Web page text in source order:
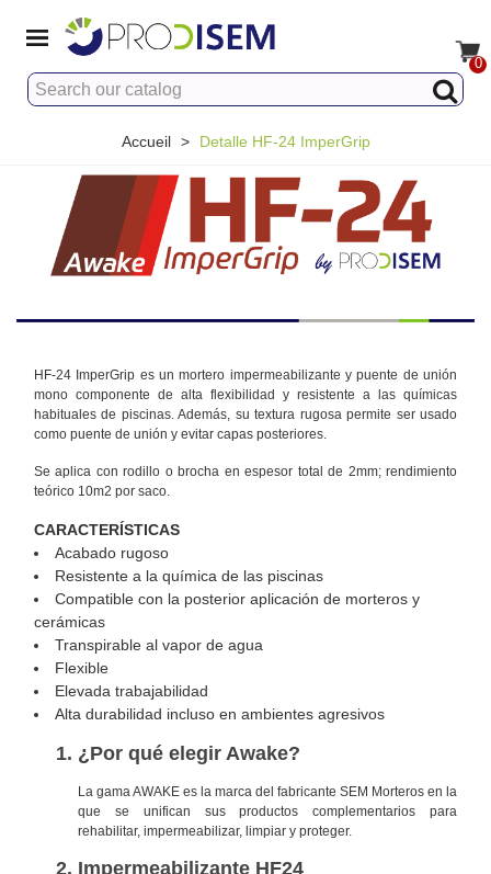
0
Accueil > Detalle HF-24 ImperGrip
HF-24 ImperGrip es un mortero impermeabilizante y puente de unión
mono componente de alta flexibilidad y resistente a las químicas
habituales de piscinas. Además, su textura rugosa permite ser usado
como puente de unión y evitar capas posteriores.
Se aplica con rodillo o brocha en espesor total de 2mm; rendimiento
teórico 10m2 por saco.
CARACTERÍSTICAS
Acabado rugoso
Resistente a la química de las piscinas
Compatible con la posterior aplicación de morteros y
cerámicas
Transpirable al vapor de agua
Flexible
Elevada trabajabilidad
Alta durabilidad incluso en ambientes agresivos
¿Por qué elegir Awake?
La gama AWAKE es la marca del fabricante SEM Morteros en la
que se unifican sus productos complementarios para
rehabilitar, impermeabilizar, limpiar y proteger.
Impermeabilizante HF24